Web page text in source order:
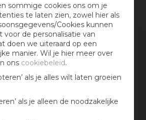
sommige cookies ons om je
te laten zien, zowel hier als
Cookies kunnen
de personalisatie van
doen we uiteraard op een
manier. Wil je hier meer over
ons cookiebeleid.
als je alles wilt laten groeien
als je alleen de noodzakelijke
en win een cadeaubon
een cadeaubon t.w.v. € 25,-